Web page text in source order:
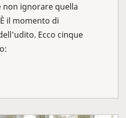
ignorare quella
il momento di
Ecco cinque